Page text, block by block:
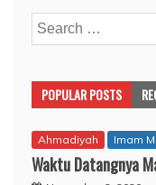
Search
for:
POPULAR POSTS
Ahmadiyah Imam
Waktu Datangnya